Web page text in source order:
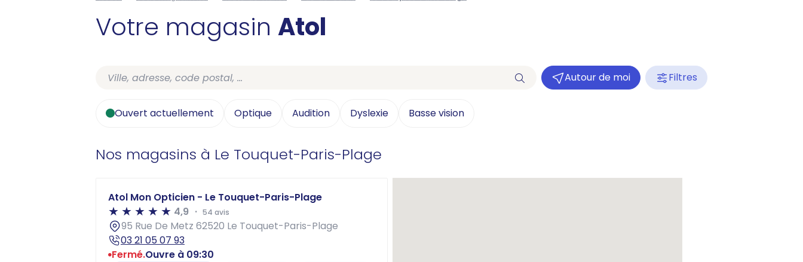
Votre magasin Atol
Autour de moi Filtres
Ouvert actuellement Optique Audition Dyslexie Basse vision
Nos magasins à Le Touquet-Paris-Plage
Atol Mon Opticien - Le Touquet-Paris-Plage
4,9
54 avis
95 Rue De Metz 62520 Le Touquet-Paris-Plage
03 21 05 07 93
Fermé.Ouvre à 09:30